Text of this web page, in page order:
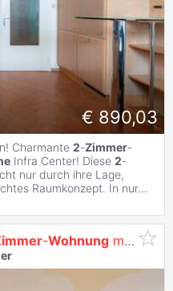
€ 890,03
Charmante 2-Zimmer-
Infra Center! Diese 2-
nur durch ihre Lage,
Raumkonzept. In nur...
-Wohnung mit Loggia in